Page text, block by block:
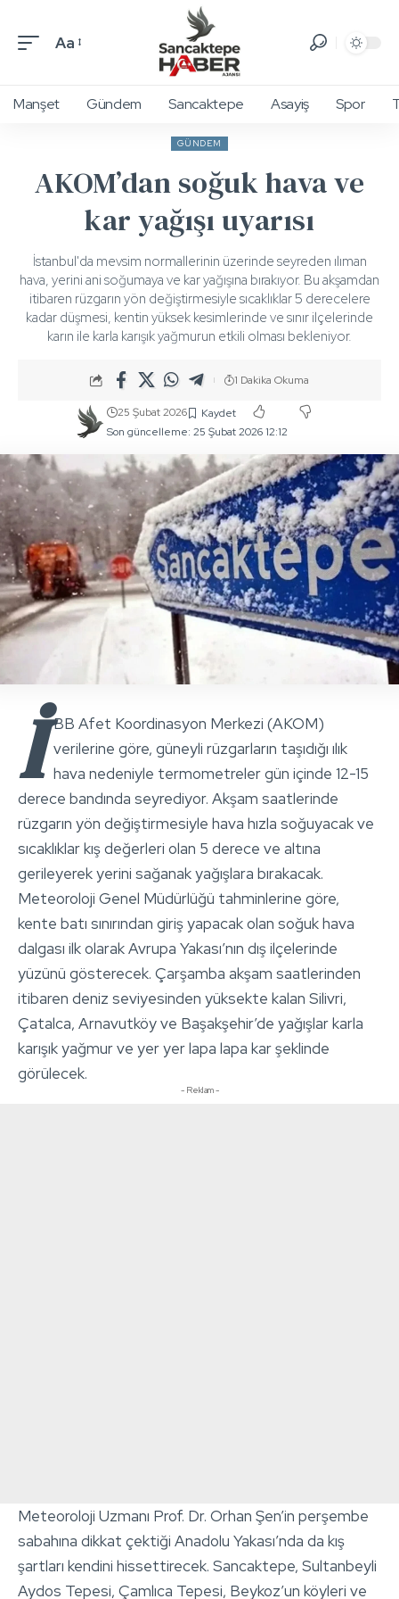
Aa
Manşet Gündem Sancaktepe Asayiş Spor
GÜNDEM
AKOM’dan soğuk hava ve
kar yağışı uyarısı
İstanbul'da mevsim normallerinin üzerinde seyreden ılıman
hava, yerini ani soğumaya ve kar yağışına bırakıyor. Bu akşamdan
itibaren rüzgarın yön değiştirmesiyle sıcaklıklar 5 derecelere
kadar düşmesi, kentin yüksek kesimlerinde ve sınır ilçelerinde
karın ile karla karışık yağmurun etkili olması bekleniyor.
Son güncelleme: 25 Şubat 2026 12:12
25 Şubat 2026
1 Dakika Okuma
İ BB Afet Koordinasyon Merkezi (AKOM)
verilerine göre, güneyli rüzgarların taşıdığı ılık
hava nedeniyle termometreler gün içinde 12-15
derece bandında seyrediyor. Akşam saatlerinde
rüzgarın yön değiştirmesiyle hava hızla soğuyacak ve
sıcaklıklar kış değerleri olan 5 derece ve altına
gerileyerek yerini sağanak yağışlara bırakacak.
Meteoroloji Genel Müdürlüğü tahminlerine göre,
kente batı sınırından giriş yapacak olan soğuk hava
dalgası ilk olarak Avrupa Yakası’nın dış ilçelerinde
yüzünü gösterecek. Çarşamba akşam saatlerinden
itibaren deniz seviyesinden yüksekte kalan Silivri,
Çatalca, Arnavutköy ve Başakşehir’de yağışlar karla
karışık yağmur ve yer yer lapa lapa kar şeklinde
görülecek.
- Reklam -
Meteoroloji Uzmanı Prof. Dr. Orhan Şen’in perşembe
sabahına dikkat çektiği Anadolu Yakası’nda da kış
şartları kendini hissettirecek. Sancaktepe, Sultanbeyli
Aydos Tepesi, Çamlıca Tepesi, Beykoz’un köyleri ve